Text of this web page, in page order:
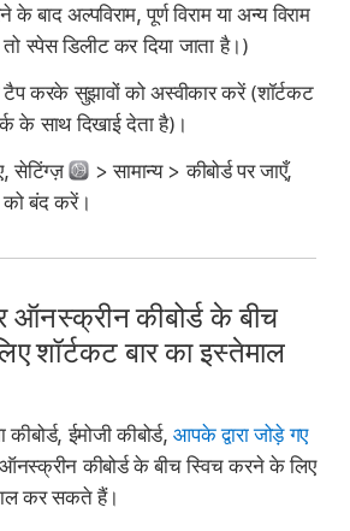
बाद अल्पविराम, पूर्ण विराम या अन्य विराम
स्पेस डिलीट कर दिया जाता है।)
करके सुझावों को अस्वीकार करें (शॉर्टकट
के साथ दिखाई देता है)।
सेटिंग्ज़
> सामान्य > कीबोर्ड पर जाएँ,
को बंद करें।
ऑनस्क्रीन कीबोर्ड के बीच
शॉर्टकट बार का इस्तेमाल
ईमोजी कीबोर्ड,आपके द्वारा जोड़े गए
कीबोर्ड के बीच स्विच करने के लिए
कर सकते हैं।